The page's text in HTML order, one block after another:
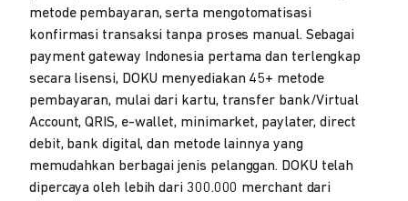
metode pembayaran, serta mengotomatisasi
konfirmasi transaksi tanpa proses manual. Sebagai
payment gateway Indonesia pertama dan terlengkap
secara lisensi, DOKU menyediakan 45+ metode
pembayaran, mulai dari kartu, transfer bank/Virtual
Account, QRIS, e-wallet, minimarket, paylater, direct
debit, bank digital, dan metode lainnya yang
memudahkan berbagai jenis pelanggan. DOKU telah
dipercaya oleh lebih dari 300.000 merchant dari